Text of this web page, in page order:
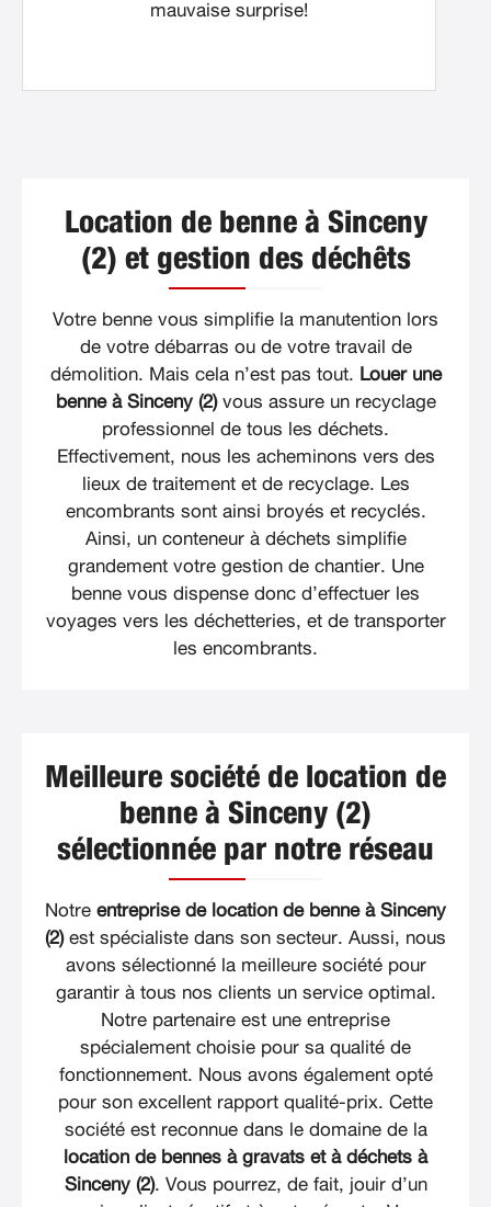
mauvaise surprise!
Location de benne à Sinceny
(2) et gestion des déchêts
Votre benne vous simplifie la manutention lors
de votre débarras ou de votre travail de
démolition. Mais cela n’est pas tout. Louer une
benne à Sinceny (2)vous assure un recyclage
professionnel de tous les déchets.
Effectivement, nous les acheminons vers des
lieux de traitement et de recyclage. Les
encombrants sont ainsi broyés et recyclés.
Ainsi, un conteneur à déchets simplifie
grandement votre gestion de chantier. Une
benne vous dispense donc d’effectuer les
voyages vers les déchetteries, et de transporter
les encombrants.
Meilleure société de location de
benne à Sinceny (2)
sélectionnée par notre réseau
Notre entreprise de location de benne à Sinceny
(2)est spécialiste dans son secteur. Aussi, nous
avons sélectionné la meilleure société pour
garantir à tous nos clients un service optimal.
Notre partenaire est une entreprise
spécialement choisie pour sa qualité de
fonctionnement. Nous avons également opté
pour son excellent rapport qualité-prix. Cette
société est reconnue dans le domaine de la
location de bennes à gravats et à déchets à
Sinceny (2). Vous pourrez, de fait, jouir d’un